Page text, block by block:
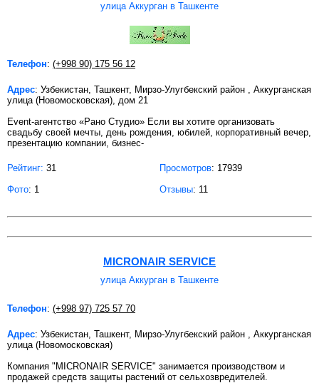
улица Аккурган в Ташкенте
Телефон: (+998 90) 175 56 12
Адрес: Узбекистан, Ташкент, Мирзо-Улугбекский район , Аккурганская
улица (Новомосковская), дом 21
Event-агентство «Рано Студио» Если вы хотите организовать
свадьбу своей мечты, день рождения, юбилей, корпоративный вечер,
презентацию компании, бизнес-
Рейтинг: 31 Просмотров: 17939
Фото: 1 Отзывы: 11
MICRONAIR SERVICE
улица Аккурган в Ташкенте
Телефон: (+998 97) 725 57 70
Адрес: Узбекистан, Ташкент, Мирзо-Улугбекский район , Аккурганская
улица (Новомосковская)
Компания "MICRONAIR SERVICE" занимается производством и
продажей средств защиты растений от сельхозвредителей.